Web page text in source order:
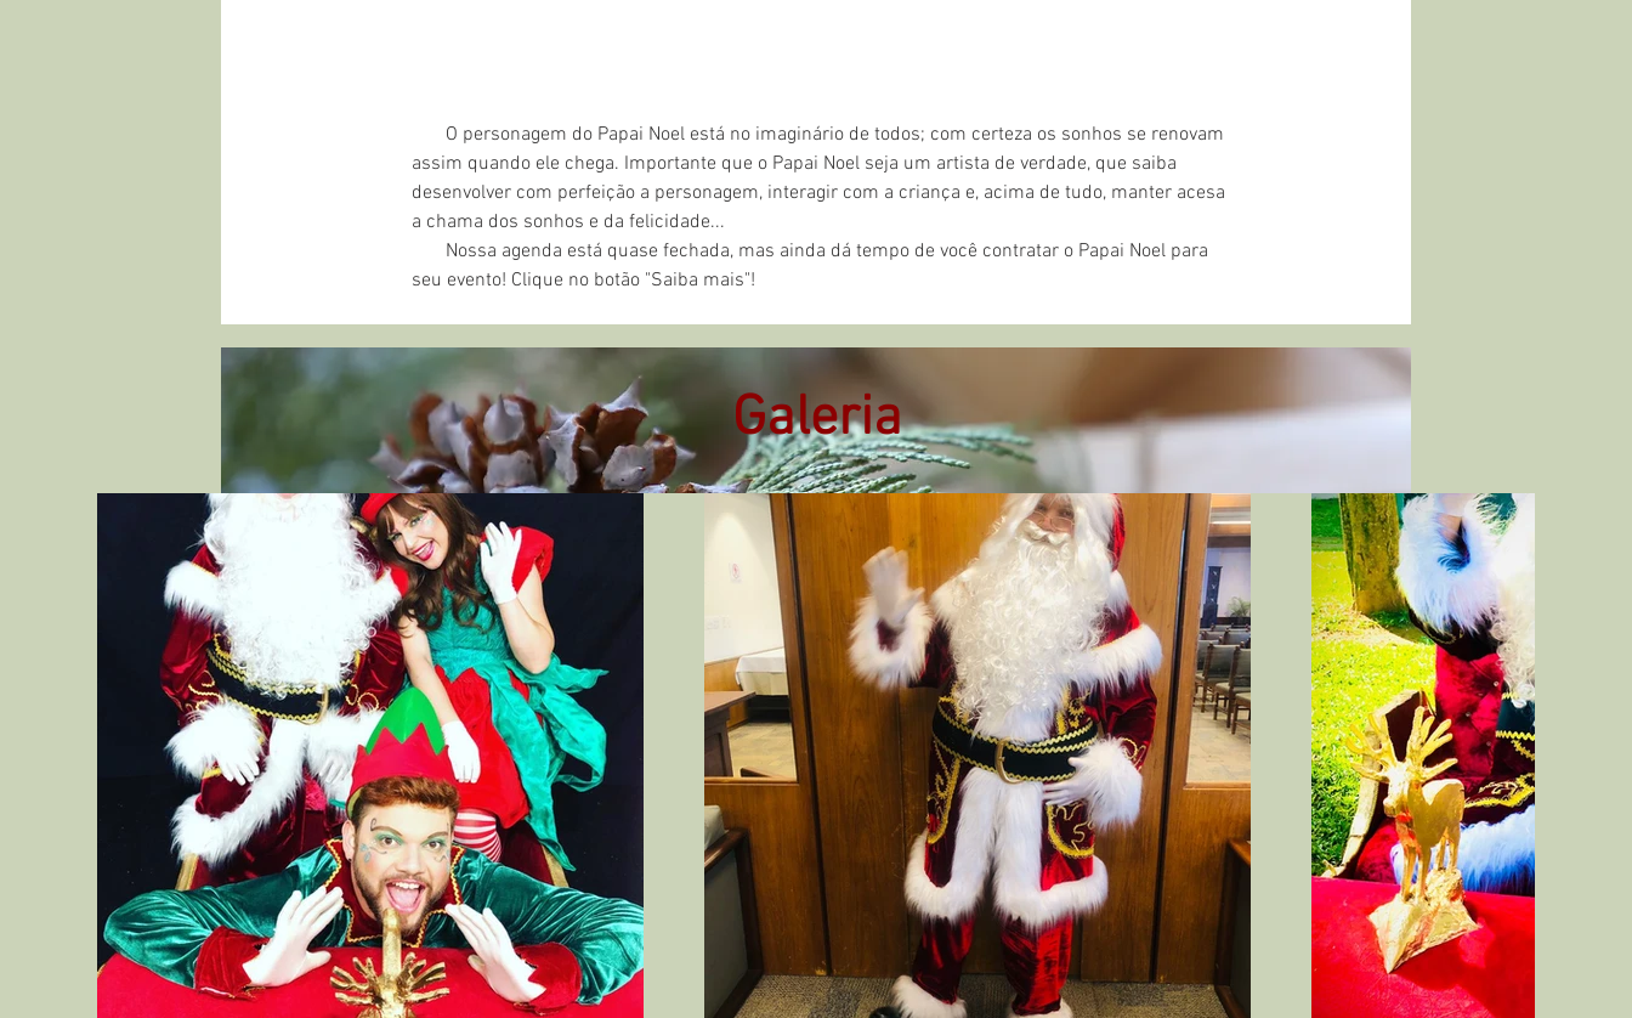
assim quando ele chega. Importante que o Papai Noel seja um artista de verdade, que saiba
desenvolver com perfeição a personagem, interagir com a criança e, acima de tudo, manter acesa
a chama dos sonhos e da felicidade...
seu evento! Clique no botão "Saiba mais"!
Galeria